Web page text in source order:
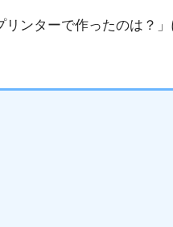
ンターで作ったのは？